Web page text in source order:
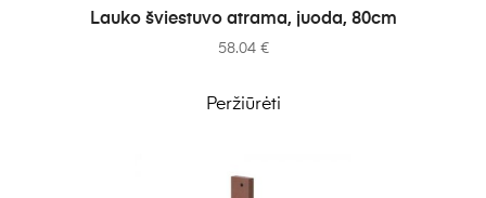
Į KREPŠELĮ
Lauko šviestuvo atrama, juoda, 80cm
58.04 €
Peržiūrėti